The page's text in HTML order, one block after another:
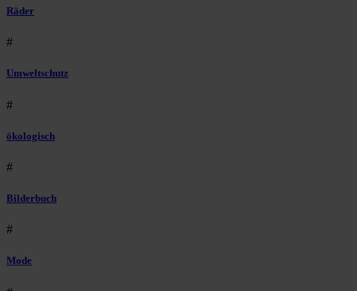
Räder
#
Umweltschutz
#
ökologisch
#
Bilderbuch
#
Mode